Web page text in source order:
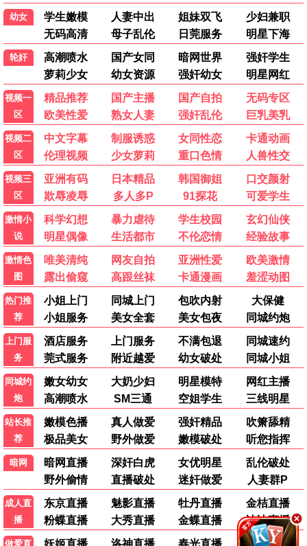
迷影之夜
悬疑 / 惊悚 / 高清
热门电视剧 更多 >
更新中
夜色长安
古装 / 言情 / 热播